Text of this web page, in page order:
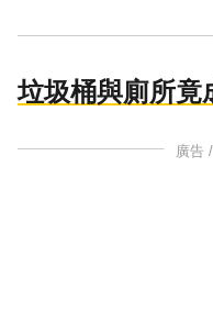
垃圾桶與廁所竟
廣告